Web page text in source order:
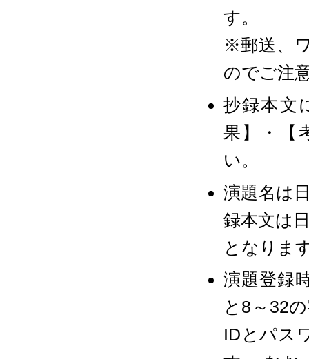
す。
※郵送、
のでご注
抄録本文
果】・【
い。
演題名は
録本文は
となりま
演題登録
と8～32
IDとパス